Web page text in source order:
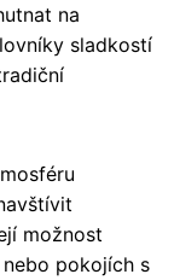
na
sladkostí
možnost
pokojích s